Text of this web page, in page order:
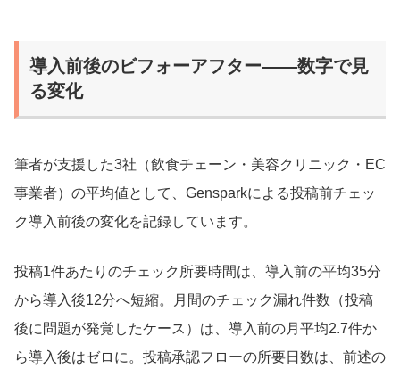
導入前後のビフォーアフター——数字で見
る変化
筆者が支援した3社（飲食チェーン・美容クリニック・EC
事業者）の平均値として、Gensparkによる投稿前チェッ
ク導入前後の変化を記録しています。
投稿1件あたりのチェック所要時間は、導入前の平均35分
から導入後12分へ短縮。月間のチェック漏れ件数（投稿
後に問題が発覚したケース）は、導入前の月平均2.7件か
ら導入後はゼロに。投稿承認フローの所要日数は、前述の